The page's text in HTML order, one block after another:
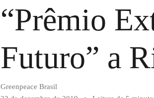
“Prêmio
Futuro” a
Greenpeace Brasil